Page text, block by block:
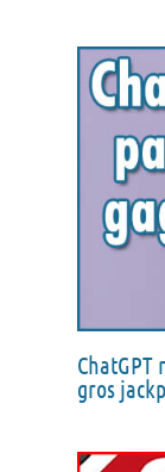
gros